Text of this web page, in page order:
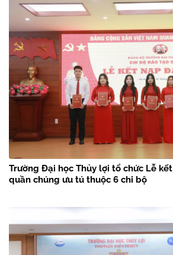
Trường Đại học Thủy lợi tổ chức Lễ
quần chúng ưu tú thuộc 6 chi bộ